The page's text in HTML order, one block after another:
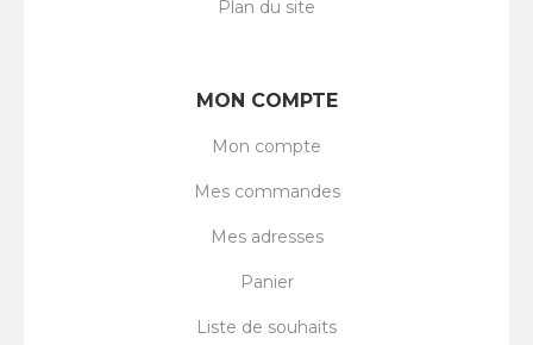
Plan du site
MON COMPTE
Mon compte
Mes commandes
Mes adresses
Panier
Liste de souhaits